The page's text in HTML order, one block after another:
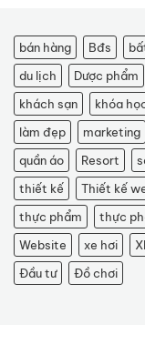
bán hàng Bđs
du lịch
Dược phẩm
khách sạn
khóa
làm đẹp
marketing
quần áo
Resort
thiết kế
Thiết kế
thực phẩm
thực
Website
xe hơi
Đầu tư
Đồ chơi